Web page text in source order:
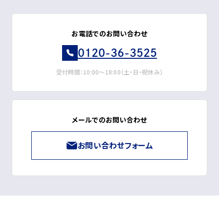
お電話でのお問い合わせ
0120-36-3525
受付時間：10:00～18:00（土・日・祝休み）
メールでのお問い合わせ
お問い合わせフォーム